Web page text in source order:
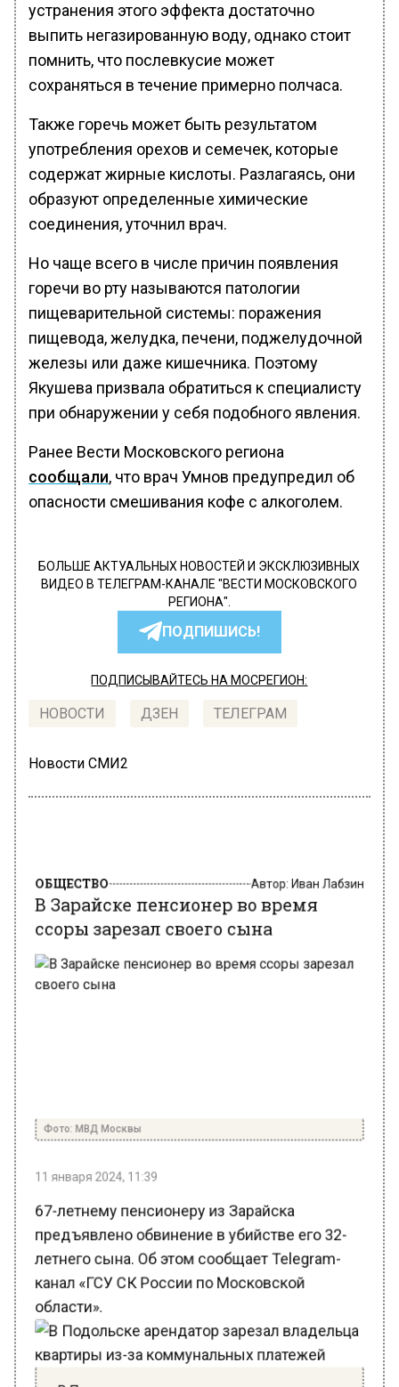
устранения этого эффекта достаточно
выпить негазированную воду, однако стоит
помнить, что послевкусие может
сохраняться в течение примерно полчаса.
Также горечь может быть результатом
употребления орехов и семечек, которые
содержат жирные кислоты. Разлагаясь, они
образуют определенные химические
соединения, уточнил врач.
Но чаще всего в числе причин появления
горечи во рту называются патологии
пищеварительной системы: поражения
пищевода, желудка, печени, поджелудочной
железы или даже кишечника. Поэтому
Якушева призвала обратиться к специалисту
при обнаружении у себя подобного явления.
Ранее Вести Московского региона
сообщали, что врач Умнов предупредил об
опасности смешивания кофе с алкоголем.
БОЛЬШЕ АКТУАЛЬНЫХ НОВОСТЕЙ И ЭКСКЛЮЗИВНЫХ
ВИДЕО В ТЕЛЕГРАМ-КАНАЛЕ "ВЕСТИ МОСКОВСКОГО
РЕГИОНА".
ПОДПИШИСЬ!
ПОДПИСЫВАЙТЕСЬ НА МОСРЕГИОН:
НОВОСТИ ДЗЕН ТЕЛЕГРАМ
Новости СМИ2
В Зарайске пенсионер во время
ссоры зарезал своего сына
предъявлено обвинение в убийстве его 32-
летнего сына. Об этом сообщает Telegram-
канал «ГСУ СК России по Московской
области».
В Подольске арендатор зарезал владельца